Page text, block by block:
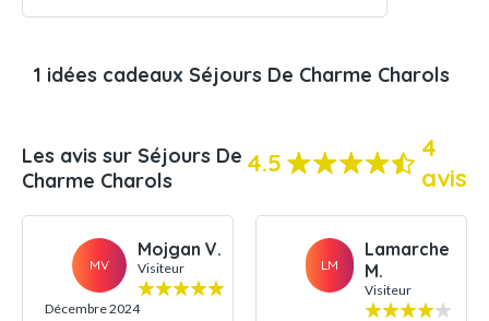
1 idées cadeaux Séjours De Charme Charols
Les avis sur Séjours De
Charme Charols
4.5
4
avis
MV
Mojgan V.
Visiteur
Décembre 2024
LM
Lamarche
M.
Visiteur